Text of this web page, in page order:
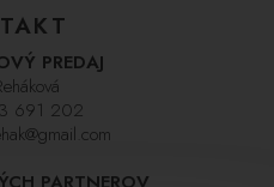
PREDAJ
691 202